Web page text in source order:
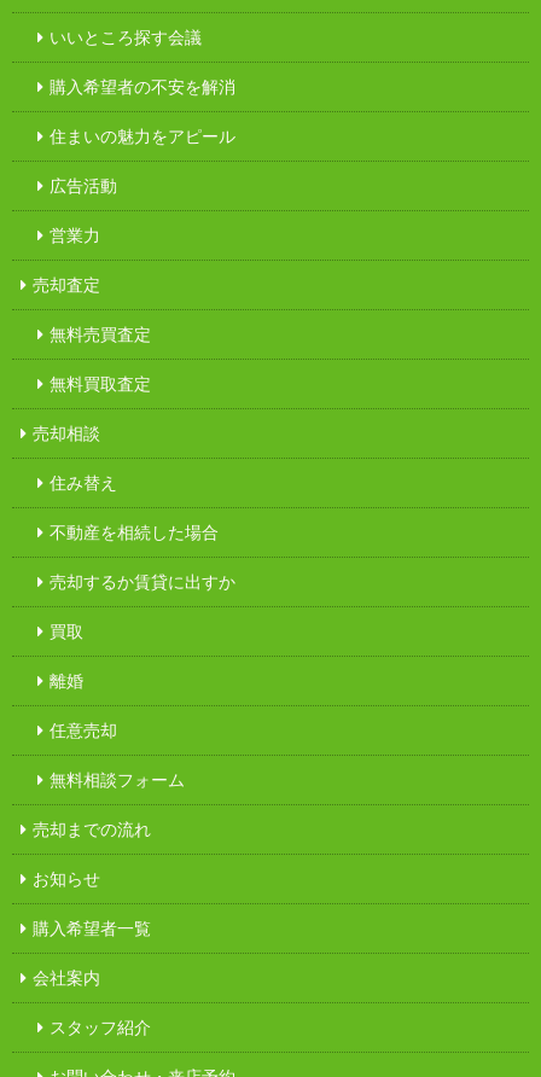
いいところ探す会議
購入希望者の不安を解消
住まいの魅力をアピール
広告活動
営業力
売却査定
無料売買査定
無料買取査定
売却相談
住み替え
不動産を相続した場合
売却するか賃貸に出すか
買取
離婚
任意売却
無料相談フォーム
売却までの流れ
お知らせ
購入希望者一覧
会社案内
スタッフ紹介